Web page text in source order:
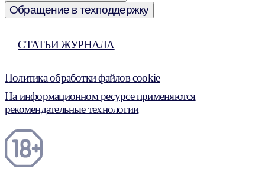
Обращение в техподдержку
СТАТЬИ ЖУРНАЛА
Политика обработки файлов cookie
На информационном ресурсе применяются
рекомендательные технологии